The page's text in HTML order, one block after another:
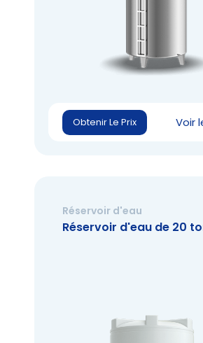
Obtenir Le Prix Voir
Réservoir d'eau
Réservoir d'eau de 20